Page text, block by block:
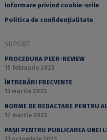
Informare privind cookie-urile
Politica de confidențialitate
SUPORT
PROCEDURA PEER-REVIEW
15 februarie 2023
ÎNTREBĂRI FRECVENTE
13 martie 2023
NORME DE REDACTARE PENTRU
17 martie 2023
PAȘII PENTRU PUBLICAREA UNEI